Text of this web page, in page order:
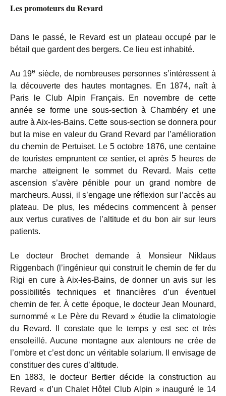
Les promoteurs du Revard
Dans le passé, le Revard est un plateau occupé par le
bétail que gardent des bergers. Ce lieu est inhabité.
Au 19e siècle, de nombreuses personnes s’intéressent à
la découverte des hautes montagnes. En 1874, naît à
Paris le Club Alpin Français. En novembre de cette
année se forme une sous-section à Chambéry et une
autre à Aix-les-Bains. Cette sous-section se donnera pour
but la mise en valeur du Grand Revard par l’amélioration
du chemin de Pertuiset. Le 5 octobre 1876, une centaine
de touristes empruntent ce sentier, et après 5 heures de
marche atteignent le sommet du Revard. Mais cette
ascension s’avère pénible pour un grand nombre de
marcheurs. Aussi, il s’engage une réflexion sur l’accès au
plateau. De plus, les médecins commencent à penser
aux vertus curatives de l’altitude et du bon air sur leurs
patients.
Le docteur Brochet demande à Monsieur Niklaus
Riggenbach (l’ingénieur qui construit le chemin de fer du
Rigi en cure à Aix-les-Bains, de donner un avis sur les
possibilités techniques et financières d’un éventuel
chemin de fer. À cette époque, le docteur Jean Mounard,
surnommé « Le Père du Revard » étudie la climatologie
du Revard. Il constate que le temps y est sec et très
ensoleillé. Aucune montagne aux alentours ne crée de
l’ombre et c’est donc un véritable solarium. Il envisage de
constituer des cures d’altitude.
En 1883, le docteur Bertier décide la construction au
Revard « d’un Chalet Hôtel Club Alpin » inauguré le 14